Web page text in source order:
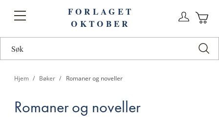
Toggle
FORLAGET
OKTOBER
Hjem Bøker Romaner og noveller
Romaner og noveller